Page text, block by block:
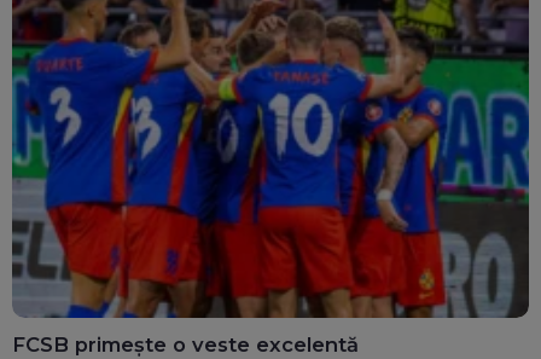
FCSB primește o veste excelentă